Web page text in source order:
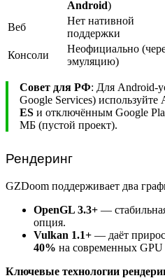
Android)
Веб
Нет нативной
поддержки
Консоли
Неофициально
эмуляцию)
Совет для РФ: Для Android-
Google Services) используйте
ES и отключённым Google
МБ (пустой проект).
Рендеринг
GZDoom поддерживает два
OpenGL 3.3+ —
опция.
Vulkan 1.1+ — даёт
40% на современных
Ключевые технологии